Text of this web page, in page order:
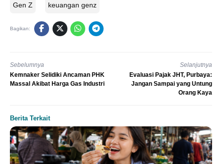
Gen Z keuangan genz
Bagikan:
Sebelumnya
Kemnaker Selidiki Ancaman PHK
Massal Akibat Harga Gas Industri
Selanjutnya
Evaluasi Pajak JHT, Purbaya:
Jangan Sampai yang Untung
Orang Kaya
Berita Terkait